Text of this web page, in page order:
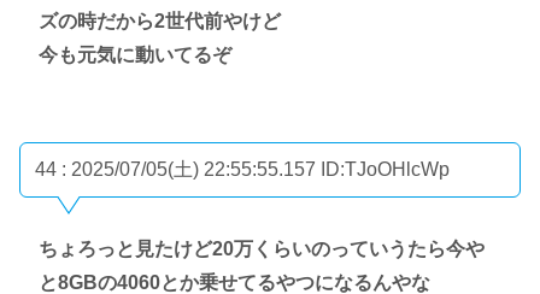
ズの時だから2世代前やけど
今も元気に動いてるぞ
44 : 2025/07/05(土) 22:55:55.157 ID:TJoOHlcWp
ちょろっと見たけど20万くらいのっていうたら今や
と8GBの4060とか乗せてるやつになるんやな